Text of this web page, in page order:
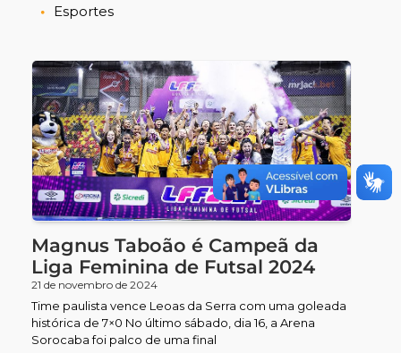
Magnus Taboão é Campeã da
Liga Feminina de Futsal 2024
21 de novembro de 2024
Time paulista vence Leoas da Serra com uma goleada
histórica de 7×0 No último sábado, dia 16, a Arena
Sorocaba foi palco de uma final
Esportes